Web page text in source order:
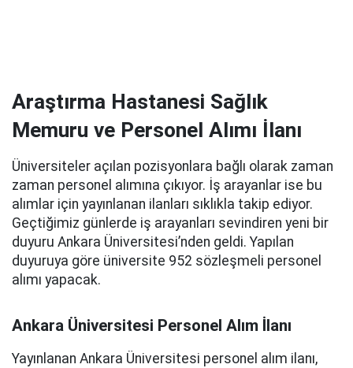
Araştırma Hastanesi Sağlık
Memuru ve Personel Alımı İlanı
Üniversiteler açılan pozisyonlara bağlı olarak zaman
zaman personel alımına çıkıyor. İş arayanlar ise bu
alımlar için yayınlanan ilanları sıklıkla takip ediyor.
Geçtiğimiz günlerde iş arayanları sevindiren yeni bir
duyuru Ankara Üniversitesi’nden geldi. Yapılan
duyuruya göre üniversite 952 sözleşmeli personel
alımı yapacak.
Ankara Üniversitesi Personel Alım İlanı
Yayınlanan Ankara Üniversitesi personel alım ilanı,